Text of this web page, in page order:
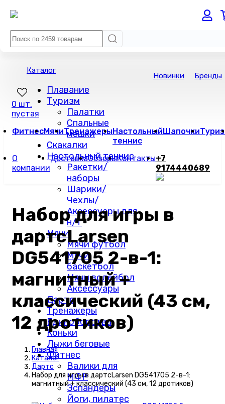
Каталог
Плавание
Туризм
Палатки
Спальные
мешки
Скакалки
Настольный теннис
Ракетки/
наборы
Шарики/
Чехлы/
Аксессуары для
н/т
Мячи
Мячи футбол
Мячи
баскетбол
Мячи волейбол
Аксессуары
Дартс
Тренажеры
Единоборства
Коньки
Лыжи беговые
Фитнес
Валики для
МФР
Эспандеры
Йоги, пилатес
Новинки Бренды
0 шт.
пустая
ФитнесМячиТренажерыНастольный
теннис
Шапочки
О
компании
ДоставкаОбзорыКонтакты+7
9174440689
Набор для игры в
дартсLarsen
DG541705 2-в-1:
магнитный +
классический (43 см,
12 дротиков)
Главная
Каталог
Дартс
Набор для игры в дартсLarsen DG541705 2-в-1:
магнитный + классический (43 см, 12 дротиков)